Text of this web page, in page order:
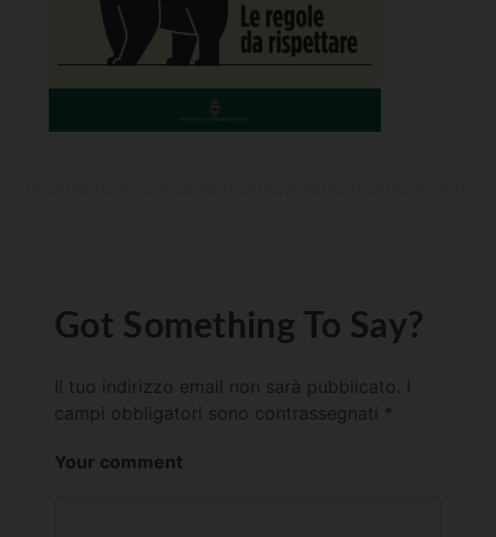
Got Something To Say?
Il tuo indirizzo email non sarà pubblicato.
campi obbligatori sono contrassegnati *
Your comment